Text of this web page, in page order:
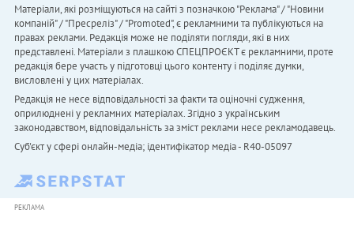
Матеріали, які розміщуються на сайті з позначкою "Реклама" / "Новини
компаній" / "Пресреліз" / "Promoted", є рекламними та публікуються на
правах реклами. Редакція може не поділяти погляди, які в них
представлені. Матеріали з плашкою СПЕЦПРОЄКТ є рекламними, проте
редакція бере участь у підготовці цього контенту і поділяє думки,
висловлені у цих матеріалах.
Редакція не несе відповідальності за факти та оціночні судження,
оприлюднені у рекламних матеріалах. Згідно з українським
законодавством, відповідальність за зміст реклами несе рекламодавець.
Cуб'єкт у сфері онлайн-медіа; ідентифікатор медіа - R40-05097
РЕКЛАМА